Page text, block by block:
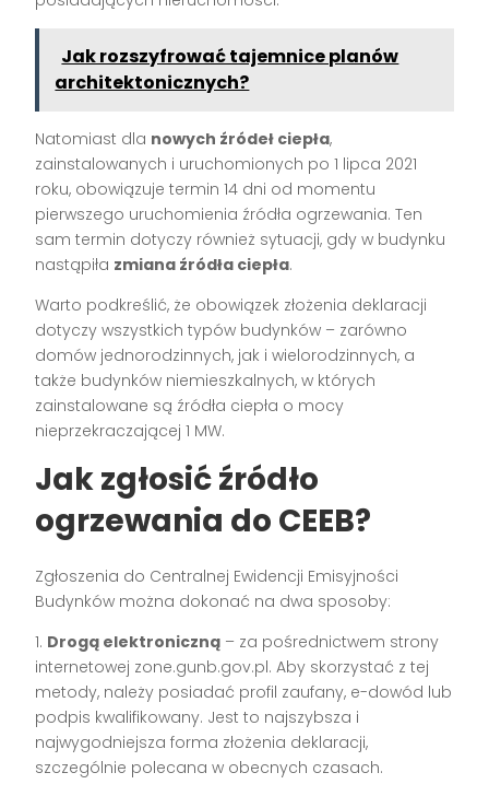
Jak rozszyfrować tajemnice planów
architektonicznych?
Natomiast dla nowych źródeł ciepła,
zainstalowanych i uruchomionych po 1 lipca 2021
roku, obowiązuje termin 14 dni od momentu
pierwszego uruchomienia źródła ogrzewania. Ten
sam termin dotyczy również sytuacji, gdy w budynku
nastąpiła zmiana źródła ciepła.
Warto podkreślić, że obowiązek złożenia deklaracji
dotyczy wszystkich typów budynków – zarówno
domów jednorodzinnych, jak i wielorodzinnych, a
także budynków niemieszkalnych, w których
zainstalowane są źródła ciepła o mocy
nieprzekraczającej 1 MW.
Jak zgłosić źródło
ogrzewania do CEEB?
Zgłoszenia do Centralnej Ewidencji Emisyjności
Budynków można dokonać na dwa sposoby:
1. Drogą elektroniczną – za pośrednictwem strony
internetowej zone.gunb.gov.pl. Aby skorzystać z tej
metody, należy posiadać profil zaufany, e-dowód lub
podpis kwalifikowany. Jest to najszybsza i
najwygodniejsza forma złożenia deklaracji,
szczególnie polecana w obecnych czasach.